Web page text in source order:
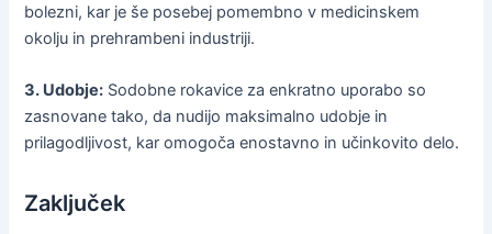
bolezni, kar je še posebej pomembno v medicinskem
okolju in prehrambeni industriji.
3. Udobje: Sodobne rokavice za enkratno uporabo so
zasnovane tako, da nudijo maksimalno udobje in
prilagodljivost, kar omogoča enostavno in učinkovito delo.
Zaključek